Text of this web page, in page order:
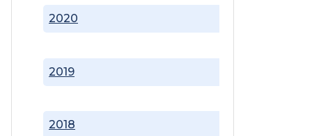
2018
2019
2020